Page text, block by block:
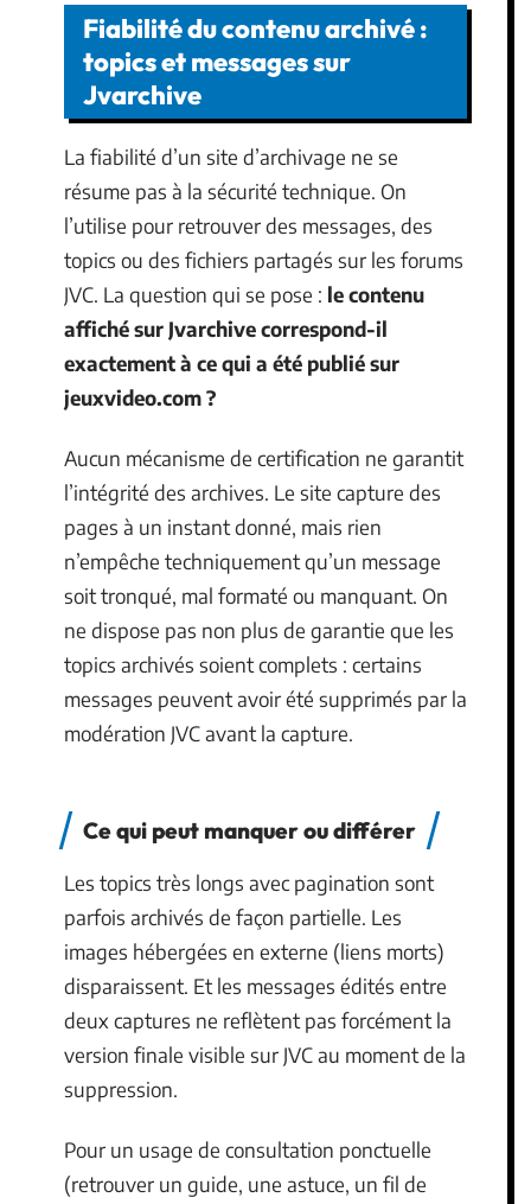
Fiabilité du contenu archivé :
topics et messages sur
Jvarchive
La fiabilité d’un site d’archivage ne se
résume pas à la sécurité technique. On
l’utilise pour retrouver des messages, des
topics ou des fichiers partagés sur les forums
JVC. La question qui se pose : le contenu
affiché sur Jvarchive correspond-il
exactement à ce qui a été publié sur
jeuxvideo.com ?
Aucun mécanisme de certification ne garantit
l’intégrité des archives. Le site capture des
pages à un instant donné, mais rien
n’empêche techniquement qu’un message
soit tronqué, mal formaté ou manquant. On
ne dispose pas non plus de garantie que les
topics archivés soient complets : certains
messages peuvent avoir été supprimés par la
modération JVC avant la capture.
Ce qui peut manquer ou différer
Les topics très longs avec pagination sont
parfois archivés de façon partielle. Les
images hébergées en externe (liens morts)
disparaissent. Et les messages édités entre
deux captures ne reflètent pas forcément la
version finale visible sur JVC au moment de la
suppression.
Pour un usage de consultation ponctuelle
(retrouver un guide, une astuce, un fil de